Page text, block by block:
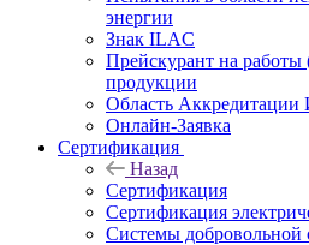
энергии
Знак ILAC
Прейскурант на
продукции
Область Аккредитации
Онлайн-Заявка
Сертификация
Назад
Сертификация
Сертификация
Системы добровольной